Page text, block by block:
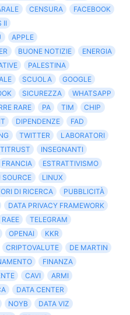
CENSURA
FACEBOOK
II
APPLE
BUONE NOTIZIE
ENERGIA
PALESTINA
SCUOLA
GOOGLE
SICUREZZA
WHATSAPP
RARE PA TIM
CHIP
DIPENDENZE
FAD
TWITTER
LABORATORI
INSEGNANTI
FRANCIA
ESTRATTIVISMO
SOURCE
LINUX
DI RICERCA
PUBBLICITÀ
DATA PRIVACY FRAMEWORK
RAEE
TELEGRAM
OPENAI
KKR
CRIPTOVALUTE
DE MARTIN
FINANZA
CAVI
ARMI
DATA CENTER
NOYB
DATA VIZ